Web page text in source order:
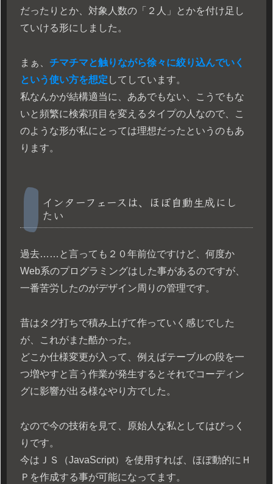
だったりとか、対象人数の「２人」とかを付け足し
ていける形にしました。
まぁ、 チマチマと触りながら徐々に絞り込んでいく
という使い方を想定 してしています。
私なんかが結構適当に、ああでもない、こうでもな
いと頻繁に検索項目を変えるタイプの人なので、こ
のような形が私にとっては理想だったというのもあ
ります。
インターフェースは、ほぼ自動生成にし
たい
過去……と言っても２０年前位ですけど、何度か
Web系のプログラミングはした事があるのですが、
一番苦労したのがデザイン周りの管理です。
昔はタグ打ちで積み上げて作っていく感じでした
が、これがまた酷かった。
どこか仕様変更が入って、例えばテーブルの段を一
つ増やすと言う作業が発生するとそれでコーディン
グに影響が出る様なやり方でした。
なので今の技術を見て、原始人な私としてはびっく
りです。
今はＪＳ（JavaScript）を使用すれば、ほぼ動的にＨ
Ｐを作成する事が可能になってます。